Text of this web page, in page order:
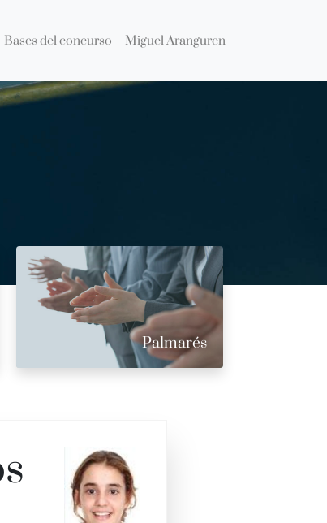
Bases del concurso Miguel Aranguren
Palmarés